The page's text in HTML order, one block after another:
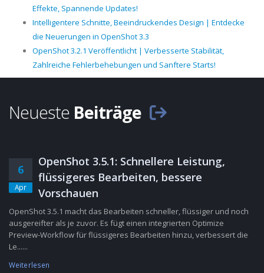
Effekte, Spannende Updates!
Intelligentere Schnitte, Beeindruckendes Design | Entdecke
die Neuerungen in OpenShot 3.3
OpenShot 3.2.1 Veröffentlicht | Verbesserte Stabilität,
Zahlreiche Fehlerbehebungen und Sanftere Starts!
Neueste Beiträge
6
Apr
OpenShot 3.5.1: Schnellere Leistung,
flüssigeres Bearbeiten, bessere
Vorschauen
OpenShot 3.5.1 macht das Bearbeiten schneller, flüssiger und noch
ausgereifter als je zuvor. Es fügt einen integrierten Optimize
Preview-Workflow für flüssigeres Bearbeiten hinzu, verbessert die
Le......
Weiterlesen